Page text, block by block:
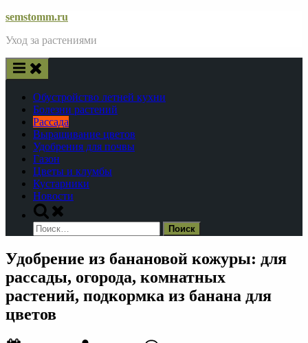
Skip
content
semstomm.ru
Уход за растениями
Обустройство летней кухни
Болезни растений
Рассада
Выращивание цветов
Удобрения для почвы
Газон
Цветы и клумбы
Кустарники
Новости
Toggle
search
form
Найти:
Удобрение из банановой кожуры: для
рассады, огорода, комнатных
растений, подкормка из банана для
цветов